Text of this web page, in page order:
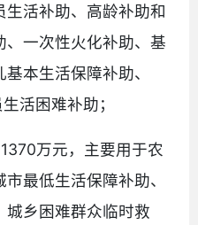
生活补助、高龄补助和
、一次性火化补助、基
本生活保障补助、
活困难补助；
万元，主要用于农
最低生活保障补助、
城乡困难群众临时救